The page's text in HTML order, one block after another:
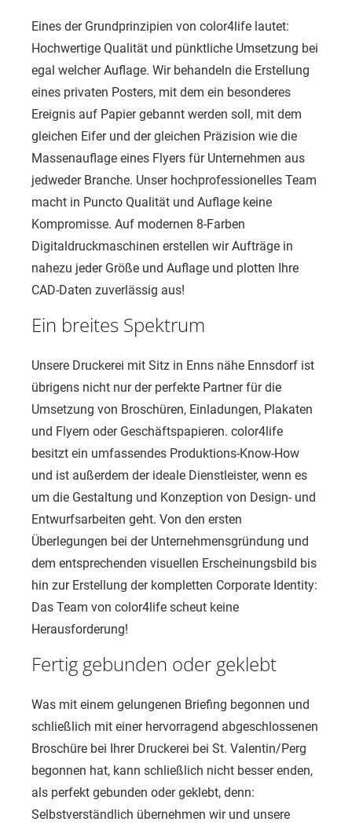
Eines der Grundprinzipien von color4life lautet:
Hochwertige Qualität und pünktliche Umsetzung bei
egal welcher Auflage. Wir behandeln die Erstellung
eines privaten Posters, mit dem ein besonderes
Ereignis auf Papier gebannt werden soll, mit dem
gleichen Eifer und der gleichen Präzision wie die
Massenauflage eines Flyers für Unternehmen aus
jedweder Branche. Unser hochprofessionelles Team
macht in Puncto Qualität und Auflage keine
Kompromisse. Auf modernen 8-Farben
Digitaldruckmaschinen erstellen wir Aufträge in
nahezu jeder Größe und Auflage und plotten Ihre
CAD-Daten zuverlässig aus!
Ein breites Spektrum
Unsere Druckerei mit Sitz in Enns nähe Ennsdorf ist
übrigens nicht nur der perfekte Partner für die
Umsetzung von Broschüren, Einladungen, Plakaten
und Flyern oder Geschäftspapieren. color4life
besitzt ein umfassendes Produktions-Know-How
und ist außerdem der ideale Dienstleister, wenn es
um die Gestaltung und Konzeption von Design- und
Entwurfsarbeiten geht. Von den ersten
Überlegungen bei der Unternehmensgründung und
dem entsprechenden visuellen Erscheinungsbild bis
hin zur Erstellung der kompletten Corporate Identity:
Das Team von color4life scheut keine
Herausforderung!
Fertig gebunden oder geklebt
Was mit einem gelungenen Briefing begonnen und
schließlich mit einer hervorragend abgeschlossenen
Broschüre bei Ihrer Druckerei bei St. Valentin/Perg
begonnen hat, kann schließlich nicht besser enden,
als perfekt gebunden oder geklebt, denn:
Selbstverständlich übernehmen wir und unsere